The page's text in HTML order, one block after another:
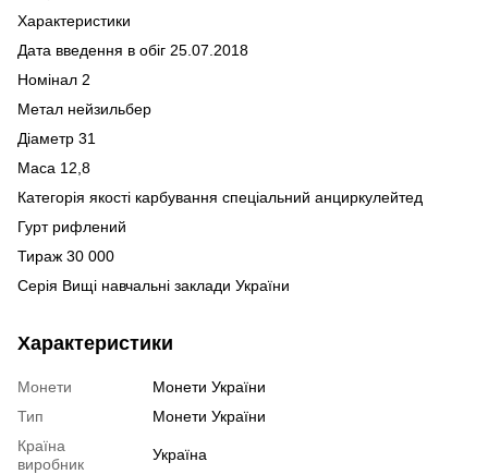
Характеристики
Дата введення в обіг 25.07.2018
Номінал 2
Метал нейзильбер
Діаметр 31
Маса 12,8
Категорія якості карбування спеціальний анциркулейтед
Гурт рифлений
Тираж 30 000
Серія Вищі навчальні заклади України
Характеристики
Монети
Монети України
Тип
Монети України
Країна
виробник
Україна